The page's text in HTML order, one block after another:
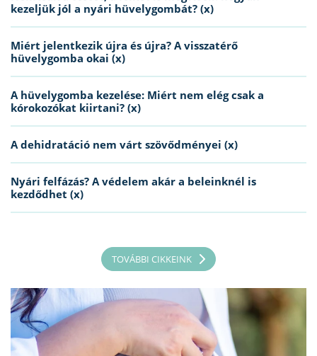
kezeljük jól a nyári hüvelygombát? (x)
Miért jelentkezik újra és újra? A visszatérő
hüvelygomba okai (x)
A hüvelygomba kezelése: Miért nem elég csak a
kórokozókat kiirtani? (x)
A dehidratáció nem várt szövődményei (x)
Nyári felfázás? A védelem akár a beleinknél is
kezdődhet (x)
TOVÁBBI CIKKEINK